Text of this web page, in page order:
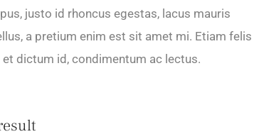
justo id rhoncus egestas, lacus mauris
a pretium enim est sit amet mi. Etiam felis
dictum id, condimentum ac lectus.